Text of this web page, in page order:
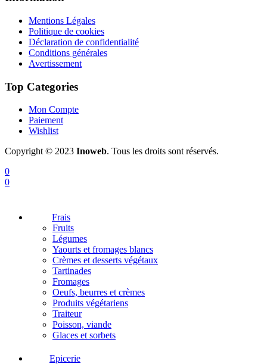
Mentions Légales
Politique de cookies
Déclaration de confidentialité
Conditions générales
Avertissement
Top Categories
Mon Compte
Paiement
Wishlist
Copyright © 2023 Inoweb. Tous les droits sont réservés.
0
0
Frais
Fruits
Légumes
Yaourts et fromages blancs
Crèmes et desserts végétaux
Tartinades
Fromages
Oeufs, beurres et crèmes
Produits végétariens
Traiteur
Poisson, viande
Glaces et sorbets
Epicerie